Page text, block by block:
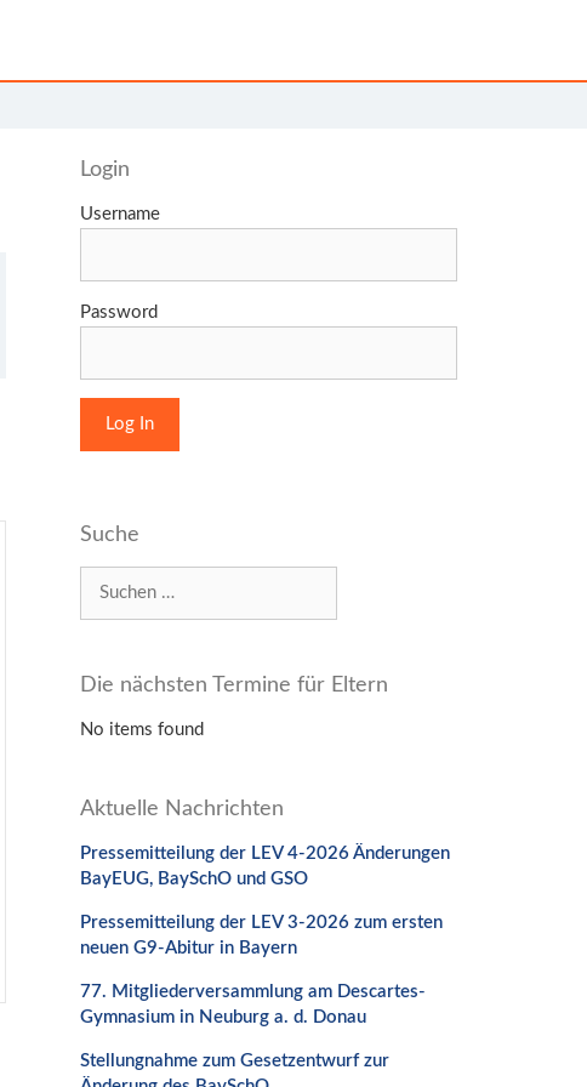
Login
Username
Password
Suche
Die nächsten Termine für Eltern
No items found
Aktuelle Nachrichten
Pressemitteilung der LEV 4-2026 Änderungen
BayEUG, BaySchO und GSO
Pressemitteilung der LEV 3-2026 zum ersten
neuen G9-Abitur in Bayern
77. Mitgliederversammlung am Descartes-
Gymnasium in Neuburg a. d. Donau
Stellungnahme zum Gesetzentwurf zur